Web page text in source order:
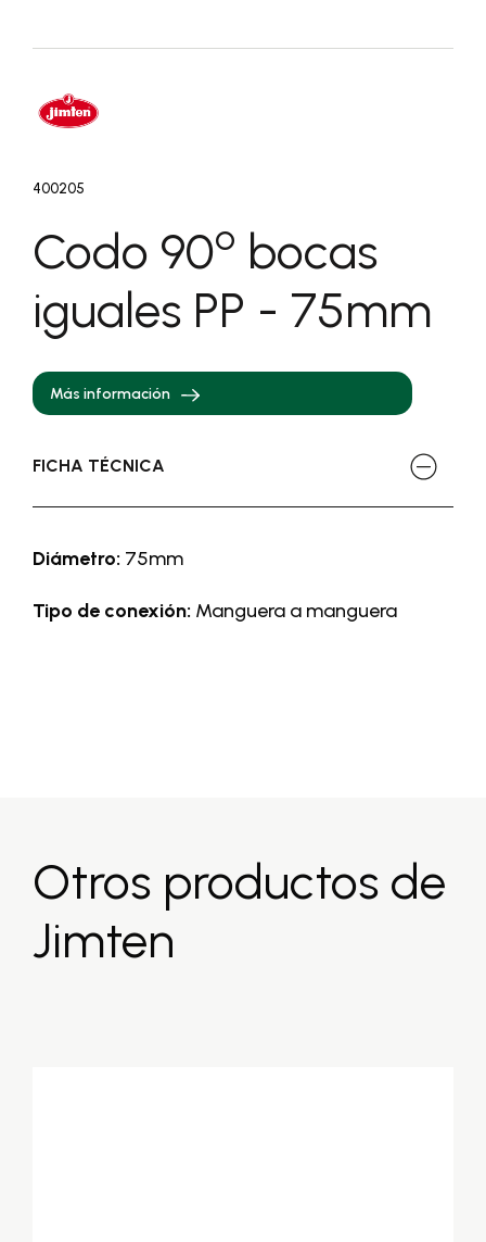
400205
Codo 90o bocas
iguales PP - 75mm
Más información
FICHA TÉCNICA
Diámetro: 75mm
Tipo de conexión: Manguera a manguera
Otros productos de
Jimten